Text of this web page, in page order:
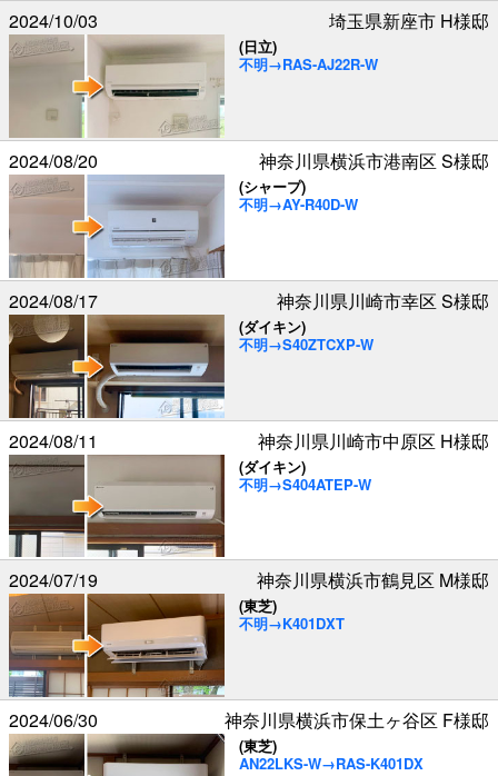
2024/10/03 埼玉県新座市 H様邸
(日立)
不明→RAS-AJ22R-W
2024/08/20 神奈川県横浜市港南区 S様邸
(シャープ)
不明→AY-R40D-W
2024/08/17 神奈川県川崎市幸区 S様邸
(ダイキン)
不明→S40ZTCXP-W
2024/08/11 神奈川県川崎市中原区 H様邸
(ダイキン)
不明→S404ATEP-W
2024/07/19 神奈川県横浜市鶴見区 M様邸
(東芝)
不明→K401DXT
2024/06/30 神奈川県横浜市保土ヶ谷区 F様邸
(東芝)
AN22LKS-W→RAS-K401DX